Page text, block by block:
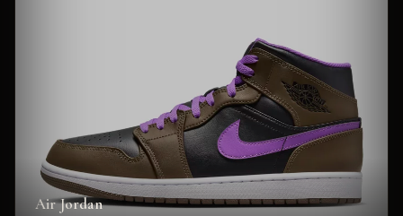
Air Jordan